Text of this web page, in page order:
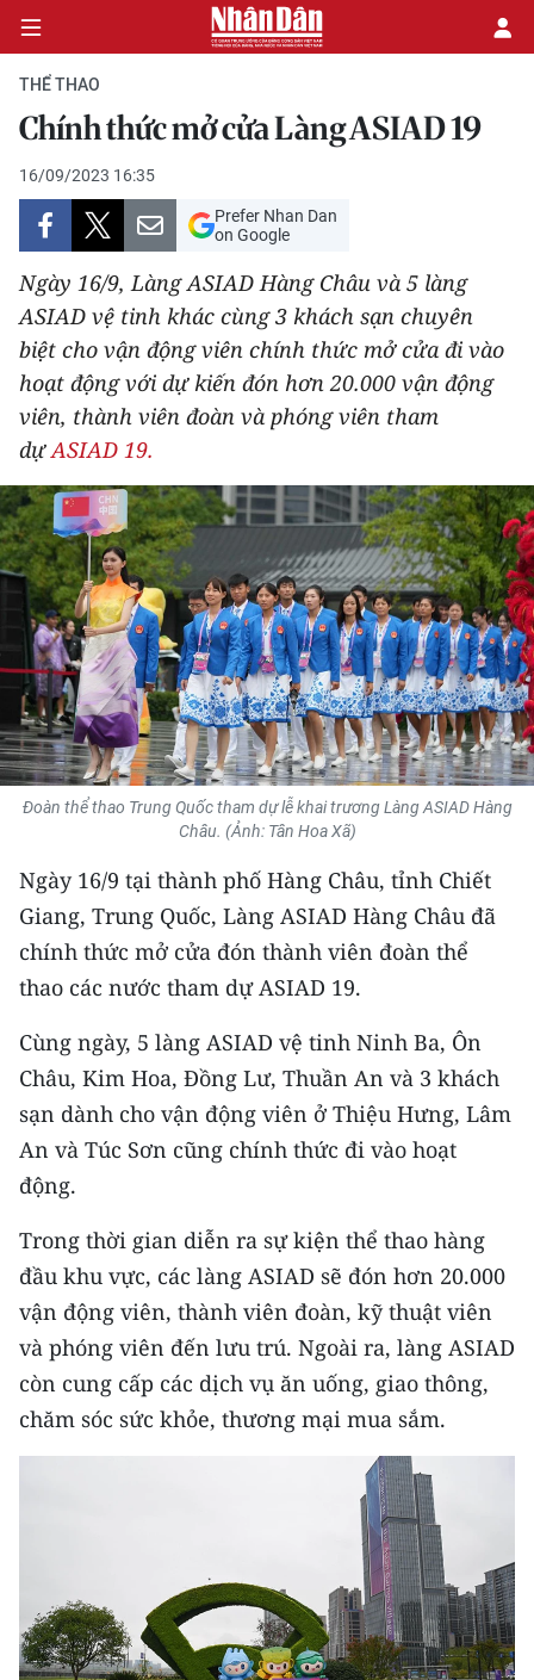
CHÍNH TRỊ
KINH TẾ
VĂN HÓA
XÃ HỘI
PHÁP LUẬT
DU LỊCH
THẾ GIỚI
THỂ THAO
GIÁO DỤC
Y TẾ
KHOA HỌC - CÔNG NGHỆ
MÔI TRƯỜNG
KIỂM CHỨNG THÔNG TIN
TRI THỨC CHUYÊN SÂU
CHƯƠNG TRÌNH OCOP - MỖI XÃ
MỘT SẢN PHẨM
RADIO
MEDIA CENTER
E-Magazine
Video
Media Chính trị
Media Kinh tế
Media Pháp luật
Media Du lịch
THỂ THAO
Chính thức mở cửa Làng ASIAD 19
16/09/2023 16:35
Prefer Nhan Dan
on Google
Ngày 16/9, Làng ASIAD Hàng Châu và 5 làng
ASIAD vệ tinh khác cùng 3 khách sạn chuyên
biệt cho vận động viên chính thức mở cửa đi vào
hoạt động với dự kiến đón hơn 20.000 vận động
viên, thành viên đoàn và phóng viên tham
dựASIAD 19.
Đoàn thể thao Trung Quốc tham dự lễ khai trương Làng ASIAD Hàng
Châu. (Ảnh: Tân Hoa Xã)
Ngày 16/9 tại thành phố Hàng Châu, tỉnh Chiết
Giang, Trung Quốc, Làng ASIAD Hàng Châu đã
chính thức mở cửa đón thành viên đoàn thể
thao các nước tham dự ASIAD 19.
Cùng ngày, 5 làng ASIAD vệ tinh Ninh Ba, Ôn
Châu, Kim Hoa, Đồng Lư, Thuần An và 3 khách
sạn dành cho vận động viên ở Thiệu Hưng, Lâm
An và Túc Sơn cũng chính thức đi vào hoạt
động.
Trong thời gian diễn ra sự kiện thể thao hàng
đầu khu vực, các làng ASIAD sẽ đón hơn 20.000
vận động viên, thành viên đoàn, kỹ thuật viên
và phóng viên đến lưu trú. Ngoài ra, làng ASIAD
còn cung cấp các dịch vụ ăn uống, giao thông,
chăm sóc sức khỏe, thương mại mua sắm.